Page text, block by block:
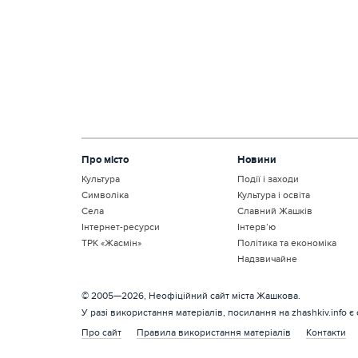
Про місто
Культура
Символіка
Села
Інтернет-ресурси
ТРК «Жасмін»
Новини
Події і заходи
Культура і освіта
Славний Жашків
Інтерв’ю
Політика та економіка
Надзвичайне
© 2005—2026, Неофіційний сайт міста Жашкова.
У разі використання матеріалів, посилання на zhashkiv.info є
Про сайт
Правила використання матеріалів Контакти